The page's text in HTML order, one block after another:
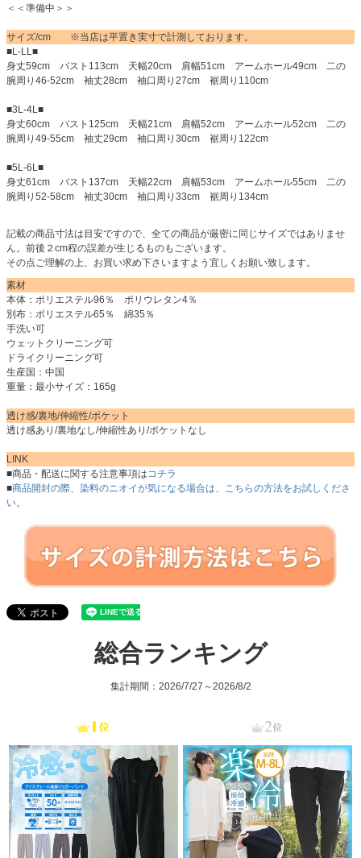
＜＜準備中＞＞
サイズ/cm ※当店は平置き実寸で計測しております。
■L-LL■
身丈59cm バスト113cm 天幅20cm 肩幅51cm アームホール49cm 二の
腕周り46-52cm 袖丈28cm 袖口周り27cm 裾周り110cm
■3L-4L■
身丈60cm バスト125cm 天幅21cm 肩幅52cm アームホール52cm 二の
腕周り49-55cm 袖丈29cm 袖口周り30cm 裾周り122cm
■5L-6L■
身丈61cm バスト137cm 天幅22cm 肩幅53cm アームホール55cm 二の
腕周り52-58cm 袖丈30cm 袖口周り33cm 裾周り134cm
記載の商品寸法は目安ですので、全ての商品が厳密に同じサイズではありませ
ん。前後２cm程の誤差が生じるものもございます。
その点ご理解の上、お買い求め下さいますよう宜しくお願い致します。
素材
本体：ポリエステル96％ ポリウレタン4％
別布：ポリエステル65％ 綿35％
手洗い可
ウェットクリーニング可
ドライクリーニング可
生産国：中国
重量：最小サイズ：165g
透け感/裏地/伸縮性/ポケット
透け感あり/裏地なし/伸縮性あり/ポケットなし
LINK
■商品・配送に関する注意事項はコチラ
■商品開封の際、染料のニオイが気になる場合は、こちらの方法をお試しくださ
い。
総合ランキング
集計期間：2026/7/27～2026/8/2